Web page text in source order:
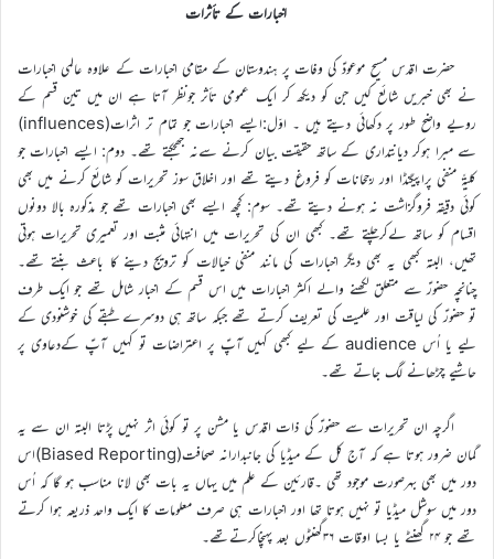
اخبارات کے تأثرات
حضرت اقدس مسیح موعودؑ کی وفات پر ہندوستان کے مقامی اخبارات کے علاوہ عالمی اخبارات
نے بھی خبریں شائع کیں جن کو دیکھ کر ایک عمومی تأثر جونظر آتا ہے ان میں تین قسم کے
رویے واضح طور پر دکھائی دیتے ہیں ۔ اوّل:ایسے اخبارات جو تمام تر اثرات(influences)
سے مبرا ہوکر دیانتداری کے ساتھ حقیقت بیان کرنے سےنہ جھجکتے تھے۔ دوم: ایسے اخبارات جو
کلیۃً منفی پراپیگنڈا اور رجحانات کو فروغ دیتے تھے اور اخلاق سوز تحریرات کو شائع کرنے میں بھی
کوئی دقیقہ فروگزاشت نہ ہونے دیتے تھے۔ سوم: کچھ ایسے بھی اخبارات تھے جو مذکورہ بالا دونوں
اقسام کو ساتھ لےکرچلتے تھے۔ کبھی ان کی تحریرات میں انتہائی مثبت اور تعمیری تحریرات ہوتی
تھیں، البتہ کبھی یہ بھی دیگر اخبارات کی مانند منفی خیالات کو ترویج دینے کا باعث بنتے تھے۔
چنانچہ حضورؑ سے متعلق لکھنے والے اکثر اخبارات میں اس قسم کے اخبار شامل تھے جو ایک طرف
تو حضورؑ کی لیاقت اور علمیت کی تعریف کرتے تھے جبکہ ساتھ ہی دوسرے طبقے کی خوشنودی کے
لیے یا اُس audience کے لیے کبھی کہیں آپؑ پر اعتراضات تو کہیں آپؑ کےدعاوی پر
حاشیے چڑھانے لگ جاتے تھے۔
اگرچہ ان تحریرات سے حضورؑ کی ذات اقدس یا مشن پر تو کوئی اثر نہیں پڑتا البتہ ان سے یہ
گمان ضرور ہوتا ہے کہ آج کل کے میڈیا کی جانبدارانہ صحافت(Biased Reporting)اس
دور میں بھی بہرصورت موجود تھی ۔قارئین کے علم میں یہاں یہ بات بھی لانا مناسب ہو گا کہ اُس
دور میں سوشل میڈیا تو نہیں ہوتا تھا اور اخبارات ہی صرف معلومات کا ایک واحد ذریعہ ہوا کرتے
تھے جو ۲۴ گھنٹے یا بسا اوقات ۳۶گھنٹوں بعد پہنچاکرتےتھے۔